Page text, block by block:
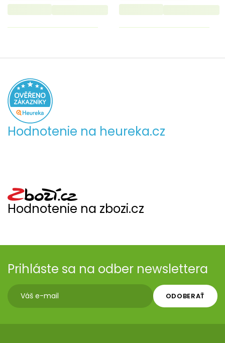
Hodnotenie na heureka.cz
Hodnotenie na zbozi.cz
Prihláste sa na odber newslettera
ODOBERAŤ